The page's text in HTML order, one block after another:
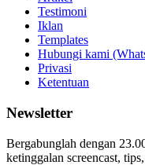
Testimoni
Iklan
Templates
Hubungi kami
Privasi
Ketentuan
Newsletter
Bergabunglah dengan
ketinggalan screencast,